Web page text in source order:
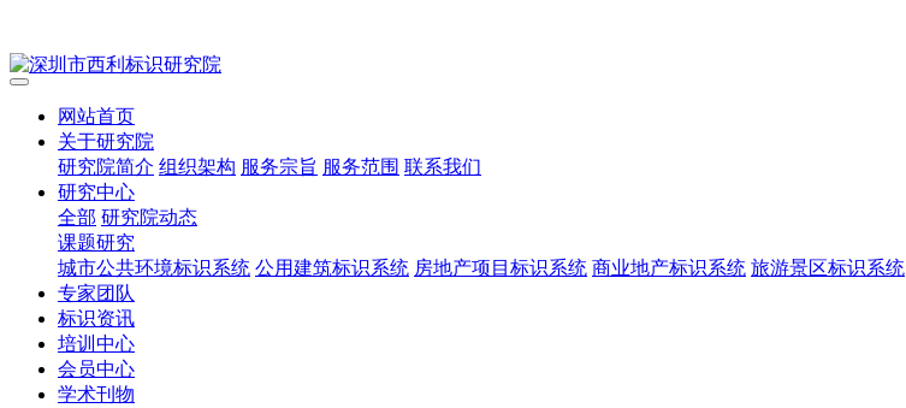
网站首页
关于研究院
研究院简介 组织架构 服务宗旨 服务范围 联系我们
研究中心
全部 研究院动态
课题研究
城市公共环境标识系统 公用建筑标识系统 房地产项目标识系统 商业地产标识系统 旅游景区标识系统
专家团队
标识资讯
培训中心
会员中心
学术刊物